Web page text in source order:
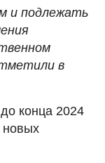
и подлежать
в
конца 2024
новых